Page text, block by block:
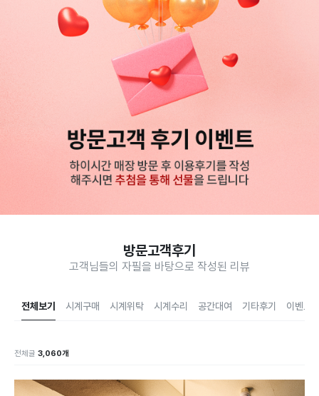
방문고객후기
고객님들의 자필을 바탕으로 작성된 리뷰
전체보기 시계구매 시계위탁 시계수리 공간대여 기타후기 이벤트
전체글 3,060개